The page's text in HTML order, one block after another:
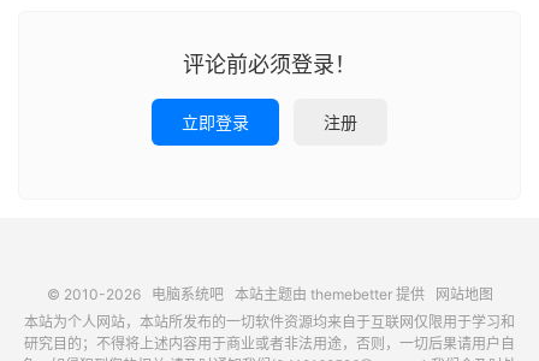
评论前必须登录！
立即登录 注册
© 2010-2026 电脑系统吧本站主题由 themebetter提供
网站地图
本站为个人网站，本站所发布的一切软件资源均来自于互联网仅限用于学习和
研究目的；不得将上述内容用于商业或者非法用途，否则，一切后果请用户自